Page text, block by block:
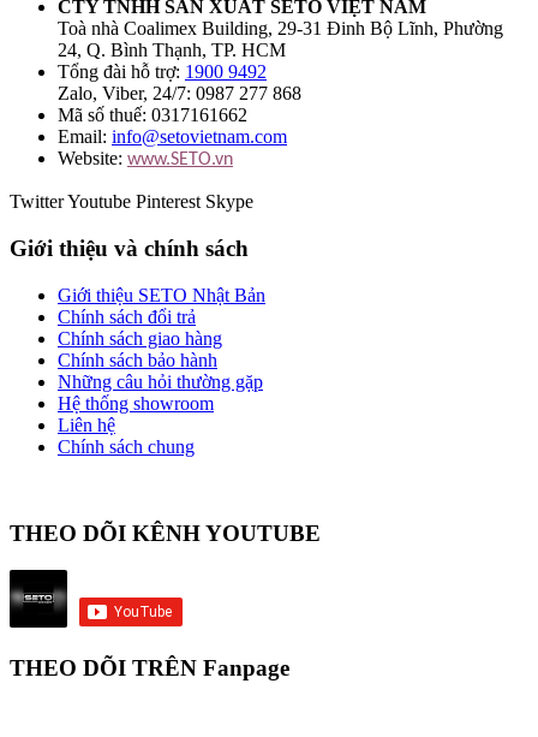
CTY TNHH SẢN XUẤT SETO VIỆT NAM
Toà nhà Coalimex Building, 29-31 Đinh Bộ Lĩnh, Phường
24, Q. Bình Thạnh, TP. HCM
Tổng đài hỗ trợ: 1900 9492
Zalo, Viber, 24/7: 0987 277 868
Mã số thuế: 0317161662
Email: info@setovietnam.com
Website: www.SETO.vn
TwitterYoutube Pinterest Skype
Giới thiệu và chính sách
Giới thiệu SETO Nhật Bản
Chính sách đổi trả
Chính sách giao hàng
Chính sách bảo hành
Những câu hỏi thường gặp
Hệ thống showroom
Liên hệ
Chính sách chung
THEO DÕI KÊNH YOUTUBE
THEO DÕI TRÊN Fanpage